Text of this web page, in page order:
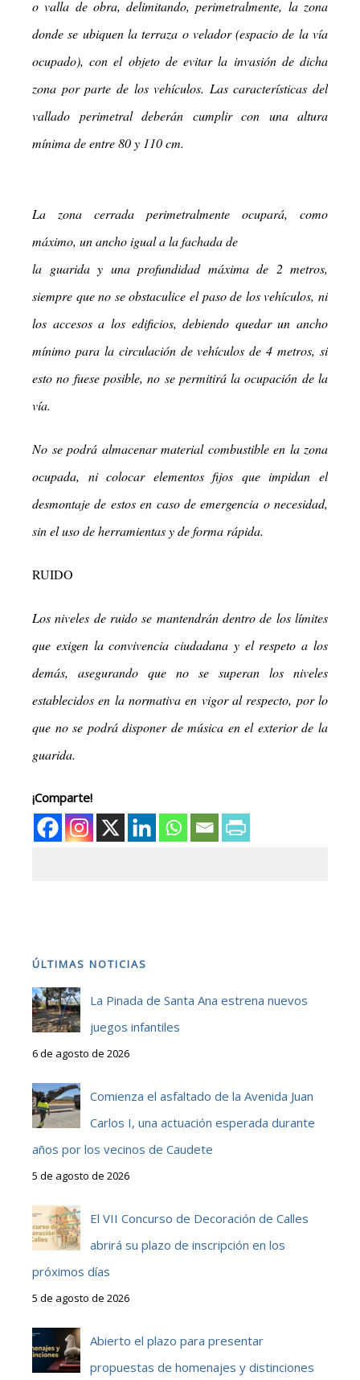
o valla de obra, delimitando, perimetralmente, la zona
donde se ubiquen la terraza o velador (espacio de la vía
ocupado), con el objeto de evitar la invasión de dicha
zona por parte de los vehículos. Las características del
vallado perimetral deberán cumplir con una altura
mínima de entre 80 y 110 cm.
La zona cerrada perimetralmente ocupará, como
máximo, un ancho igual a la fachada de
la guarida y una profundidad máxima de 2 metros,
siempre que no se obstaculice el paso de los vehículos, ni
los accesos a los edificios, debiendo quedar un ancho
mínimo para la circulación de vehículos de 4 metros, si
esto no fuese posible, no se permitirá la ocupación de la
vía.
No se podrá almacenar material combustible en la zona
ocupada, ni colocar elementos fijos que impidan el
desmontaje de estos en caso de emergencia o necesidad,
sin el uso de herramientas y de forma rápida.
RUIDO
Los niveles de ruido se mantendrán dentro de los límites
que exigen la convivencia ciudadana y el respeto a los
demás, asegurando que no se superan los niveles
establecidos en la normativa en vigor al respecto, por lo
que no se podrá disponer de música en el exterior de la
guarida.
¡Comparte!
ÚLTIMAS NOTICIAS
La Pinada de Santa Ana estrena nuevos
juegos infantiles
6 de agosto de 2026
Comienza el asfaltado de la Avenida Juan
Carlos I, una actuación esperada durante
años por los vecinos de Caudete
5 de agosto de 2026
El VII Concurso de Decoración de Calles
abrirá su plazo de inscripción en los
próximos días
5 de agosto de 2026
Abierto el plazo para presentar
propuestas de homenajes y distinciones